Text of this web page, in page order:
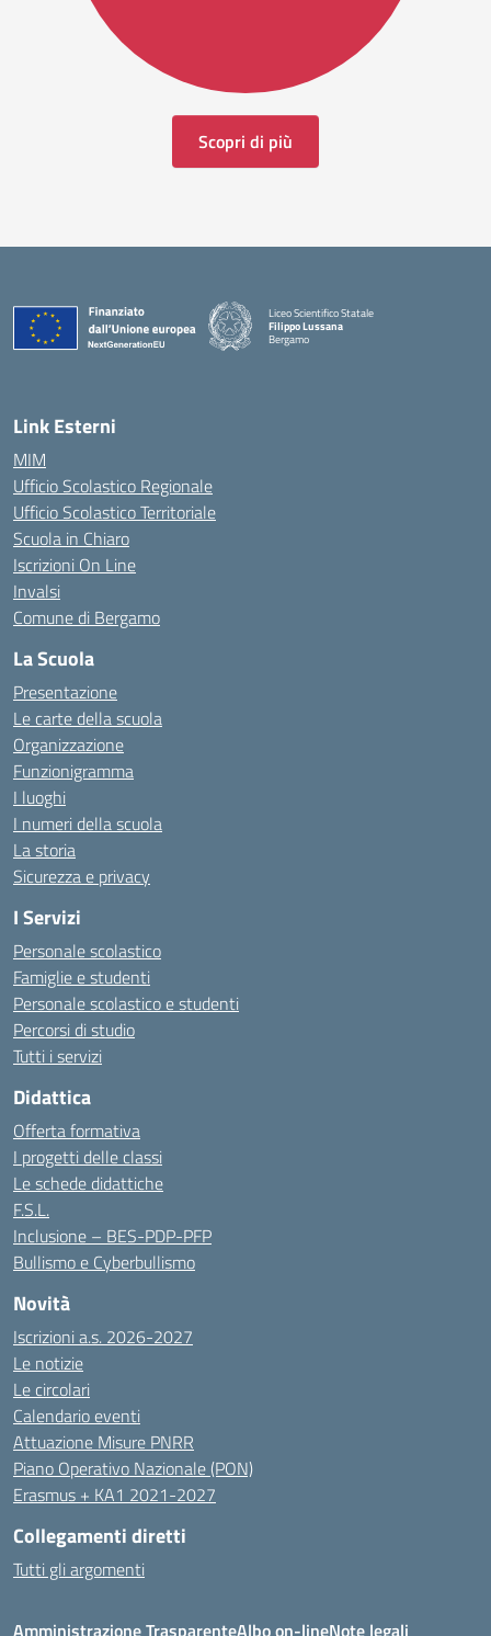
Scopri di più
Liceo Scientifico Statale
Filippo Lussana
Bergamo
— Visita la pagina iniziale della scuola
Link Esterni
MIM
Ufficio Scolastico Regionale
Ufficio Scolastico Territoriale
Scuola in Chiaro
Iscrizioni On Line
Invalsi
Comune di Bergamo
La Scuola
Presentazione
Le carte della scuola
Organizzazione
Funzionigramma
I luoghi
I numeri della scuola
La storia
Sicurezza e privacy
I Servizi
Personale scolastico
Famiglie e studenti
Personale scolastico e studenti
Percorsi di studio
Tutti i servizi
Didattica
Offerta formativa
I progetti delle classi
Le schede didattiche
F.S.L.
Inclusione – BES-PDP-PFP
Bullismo e Cyberbullismo
Novità
Iscrizioni a.s. 2026-2027
Le notizie
Le circolari
Calendario eventi
Attuazione Misure PNRR
Piano Operativo Nazionale (PON)
Erasmus + KA1 2021-2027
Collegamenti diretti
Tutti gli argomenti
Amministrazione TrasparenteAlbo on-lineNote legali